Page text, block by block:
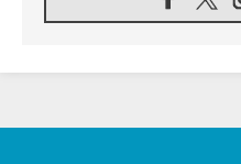
05.08.2026